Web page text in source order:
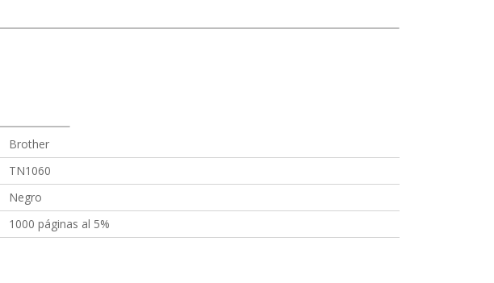
Brother
TN1060
Negro
1000 páginas al 5%